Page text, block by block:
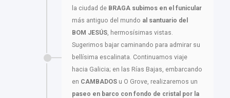
la ciudad de BRAGA subimos en el funicular
más antiguo del mundo al santuario del
BOM JESÚS , hermosísimas vistas.
Sugerimos bajar caminando para admirar su
bellísima escalinata. Continuamos viaje
hacia Galicia; en las Rías Bajas, embarcando
en CAMBADOS u O Grove, realizaremos un
paseo en barco con fondo de cristal por la